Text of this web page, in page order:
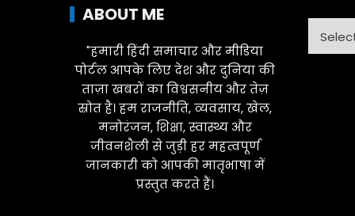
ABOUT ME
"हमारी हिंदी समाचार और मीडिया
पोर्टल आपके लिए देश और दुनिया की
ताज़ा खबरों का विश्वसनीय और तेज़
स्रोत है। हम राजनीति, व्यवसाय, खेल,
मनोरंजन, शिक्षा, स्वास्थ्य और
जीवनशैली से जुड़ी हर महत्वपूर्ण
जानकारी को आपकी मातृभाषा में
प्रस्तुत करते हैं।